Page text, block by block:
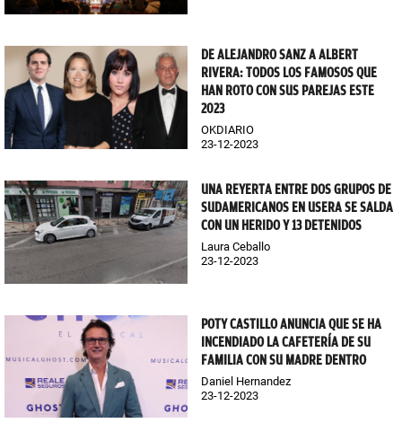
DE ALEJANDRO SANZ A ALBERT
RIVERA: TODOS LOS FAMOSOS QUE
HAN ROTO CON SUS PAREJAS ESTE
2023
OKDIARIO
23-12-2023
UNA REYERTA ENTRE DOS GRUPOS DE
SUDAMERICANOS EN USERA SE SALDA
CON UN HERIDO Y 13 DETENIDOS
Laura Ceballo
23-12-2023
POTY CASTILLO ANUNCIA QUE SE HA
INCENDIADO LA CAFETERÍA DE SU
FAMILIA CON SU MADRE DENTRO
Daniel Hernandez
23-12-2023